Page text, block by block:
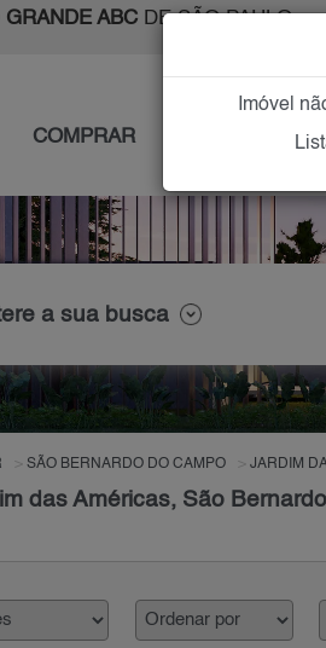
GRANDE ABCDE SÃO PAULO
COMPRAR
a sua busca
SÃO BERNARDO DO CAMPO JARDIM
das Américas, São
Imóvel